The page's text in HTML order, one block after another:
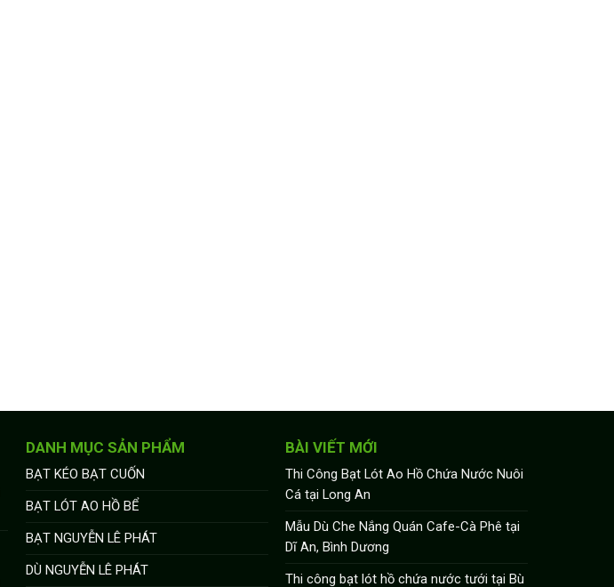
DANH MỤC SẢN PHẨM
BẠT KÉO BẠT CUỐN
BẠT LÓT AO HỒ BỂ
BẠT NGUYỄN LÊ PHÁT
DÙ NGUYỄN LÊ PHÁT
BÀI VIẾT MỚI
Thi Công Bạt Lót Ao Hồ Chứa Nước Nuôi
Cá tại Long An
Mẫu Dù Che Nắng Quán Cafe-Cà Phê tại
Dĩ An, Bình Dương
Thi công bạt lót hồ chứa nước tưới tại Bù